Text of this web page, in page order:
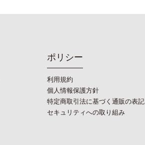
ポリシー
利用規約
個人情報保護方針
特定商取引法に基づく通販の表記
セキュリティへの取り組み